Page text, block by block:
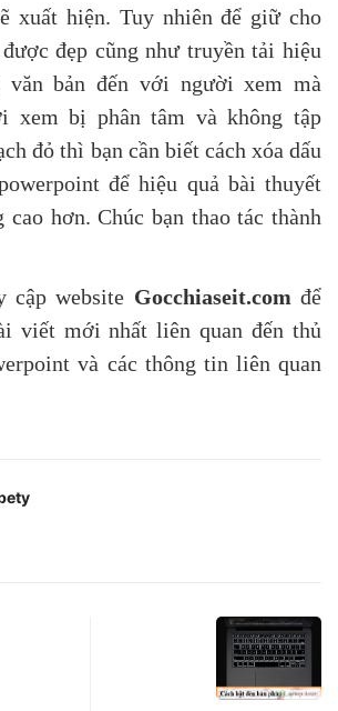
xuất hiện. Tuy nhiên để giữ cho
đẹp cũng như truyền tải hiệu
văn bản đến với người xem mà
xem bị phân tâm và không tập
đỏ thì bạn cần biết cách xóa dấu
để hiệu quả bài thuyết
cao hơn. Chúc bạn thao tác thành
cập website Gocchiaseit.com để
viết mới nhất liên quan đến thủ
và các thông tin liên quan